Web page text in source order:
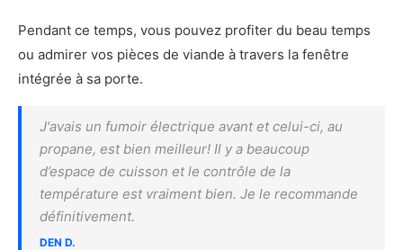
Pendant ce temps, vous pouvez profiter du beau temps
ou admirer vos pièces de viande à travers la fenêtre
intégrée à sa porte.
J'avais un fumoir électrique avant et celui-ci, au
propane, est bien meilleur! Il y a beaucoup
d’espace de cuisson et le contrôle de la
température est vraiment bien. Je le recommande
définitivement.
DEN D.